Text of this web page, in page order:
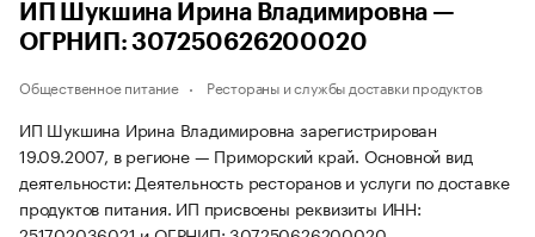
ИП Шукшина Ирина Владимировна —
ОГРНИП: 307250626200020
Общественное питание Рестораны и службы доставки продуктов
ИП Шукшина Ирина Владимировна зарегистрирован
19.09.2007, в регионе — Приморский край. Основной вид
деятельности: Деятельность ресторанов и услуги по доставке
продуктов питания. ИП присвоены реквизиты ИНН: